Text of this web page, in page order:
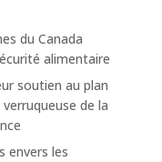
du Canada
alimentaire
soutien au plan
verruqueuse de la
envers les